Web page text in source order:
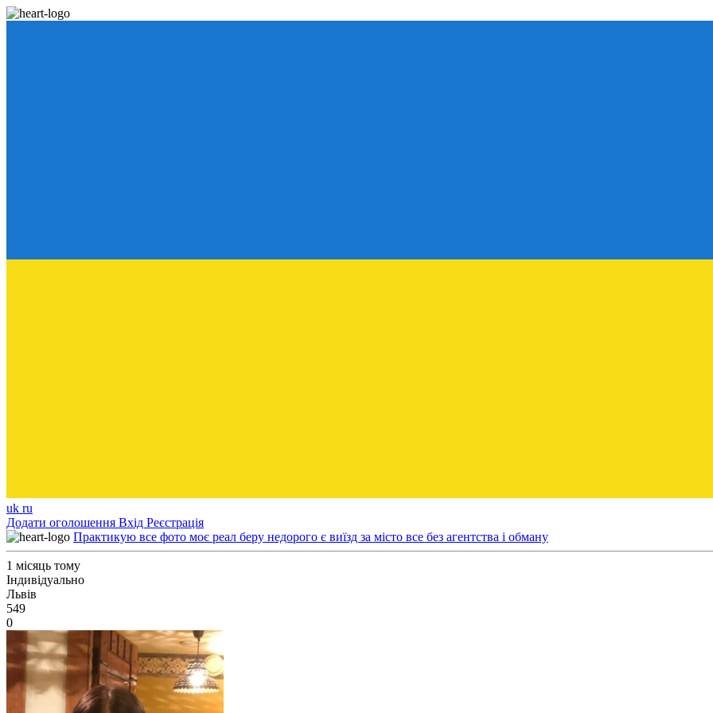
uk ru
Додати оголошення Вхід Реєстрація
Практикую все фото моє реал беру недорого є виїзд за місто все без агентства і обману
1 місяць тому
Індивідуально
Львів
549
0